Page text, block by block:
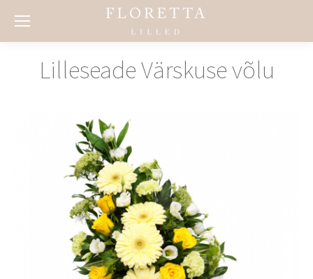
Lilleseade Värskuse võlu